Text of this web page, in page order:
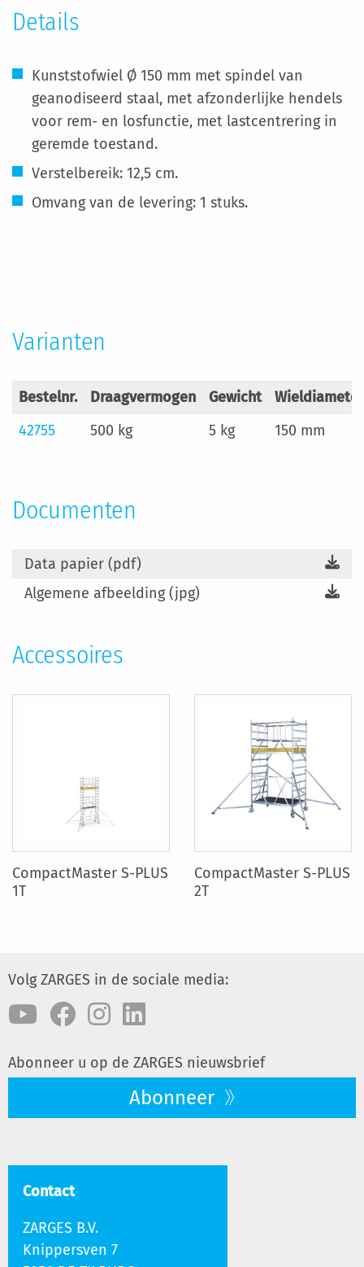
Details
Kunststofwiel Ø 150 mm met spindel van
geanodiseerd staal, met afzonderlijke hendels
voor rem- en losfunctie, met lastcentrering in
geremde toestand.
Verstelbereik: 12,5 cm.
Omvang van de levering: 1 stuks.
Varianten
Bestelnr. Draagvermogen Gewicht
Wieldiameter
42755
500 kg 5 kg 150 mm
Documenten
Data papier (pdf)
Algemene afbeelding (jpg)
Accessoires
CompactMaster S-PLUS
1T
CompactMaster S-PLUS
2T
Volg ZARGES in de sociale media:
Abonneer u op de ZARGES nieuwsbrief
Abonneer
Contact
ZARGES B.V.
Knippersven 7